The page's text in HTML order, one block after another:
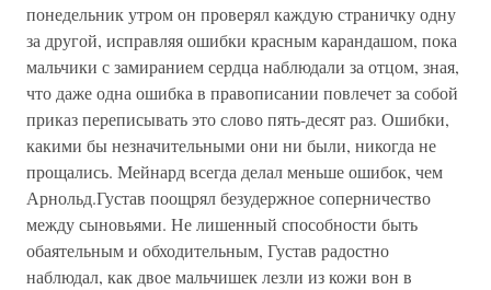
понедельник утром он проверял каждую страничку одну
за другой, исправляя ошибки красным карандашом, пока
мальчики с замиранием сердца наблюдали за отцом, зная,
что даже одна ошибка в правописании повлечет за собой
приказ переписывать это слово пять-десят раз. Ошибки,
какими бы незначительными они ни были, никогда не
прощались. Мейнард всегда делал меньше ошибок, чем
Арнольд.Густав поощрял безудержное соперничество
между сыновьями. Не лишенный способности быть
обаятельным и обходительным, Густав радостно
наблюдал, как двое мальчишек лезли из кожи вон в